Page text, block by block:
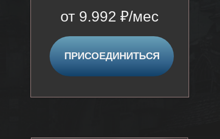
от 9.992 ₽/мес
ПРИСОЕДИНИТЬСЯ